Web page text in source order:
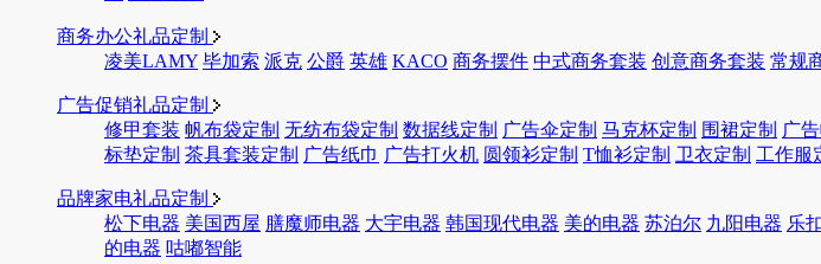
商务办公礼品定制
凌美LAMY 毕加索 派克 公爵 英雄 KACO 商务摆件 中式商务套装 创意商务套装 常规
广告促销礼品定制
修甲套装 帆布袋定制 无纺布袋定制 数据线定制 广告伞定制 马克杯定制 围裙定制 广
标垫定制 茶具套装定制 广告纸巾 广告打火机 圆领衫定制 T恤衫定制 卫衣定制 工作服
品牌家电礼品定制
松下电器 美国西屋 膳魔师电器 大宇电器 韩国现代电器 美的电器 苏泊尔 九阳电器 乐
的电器 咕嘟智能